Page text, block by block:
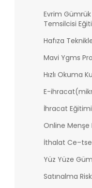
Evrim
Temsilcisi
Hafıza
Mavi Ygms
Hızlı Okuma
E-
İhracat Eğitimi
Online Menşe
İthalat
Yüz Yüze
Satınalma